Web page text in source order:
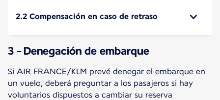
2.2 Compensación en caso de retraso
3 - Denegación de embarque
Si AIR FRANCE/KLM prevé denegar el embarque en
un vuelo, deberá preguntar a los pasajeros si hay
voluntarios dispuestos a cambiar su reserva